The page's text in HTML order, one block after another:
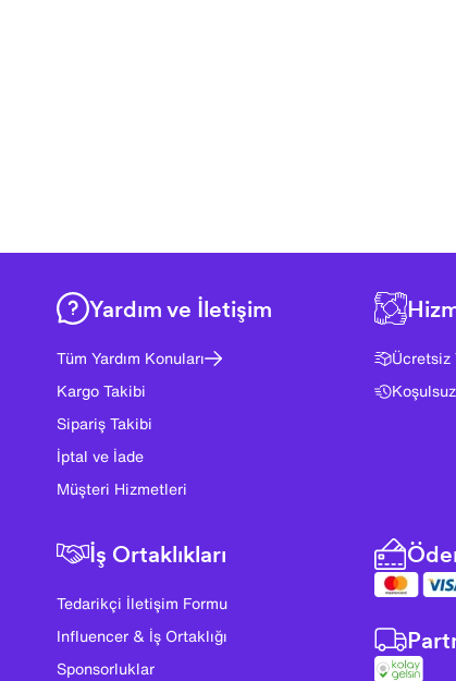
Yardım ve İletişim
Tüm Yardım Konuları
Kargo Takibi
Sipariş Takibi
İptal ve İade
Müşteri Hizmetleri
İş Ortaklıkları
Tedarikçi İletişim Formu
Influencer & İş Ortaklığı
Sponsorluklar
Ücretsiz